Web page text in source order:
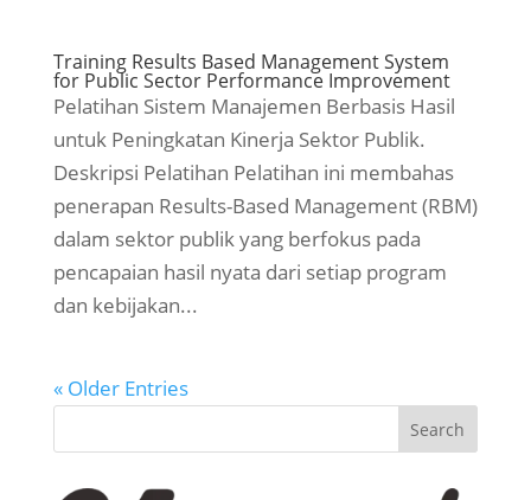
Training Results Based Management System
for Public Sector Performance Improvement
Pelatihan Sistem Manajemen Berbasis Hasil
untuk Peningkatan Kinerja Sektor Publik.
Deskripsi Pelatihan Pelatihan ini membahas
penerapan Results-Based Management (RBM)
dalam sektor publik yang berfokus pada
pencapaian hasil nyata dari setiap program
dan kebijakan...
« Older Entries
Search